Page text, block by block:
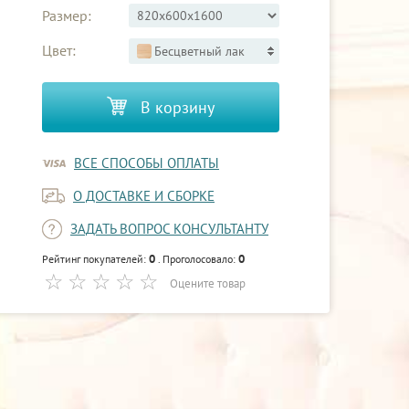
Размер:
Цвет:
Бесцветный лак
В корзину
ВСЕ СПОСОБЫ ОПЛАТЫ
О ДОСТАВКЕ И СБОРКЕ
ЗАДАТЬ ВОПРОС КОНСУЛЬТАНТУ
Рейтинг покупателей: 0 . Проголосовало: 0
Оцените товар